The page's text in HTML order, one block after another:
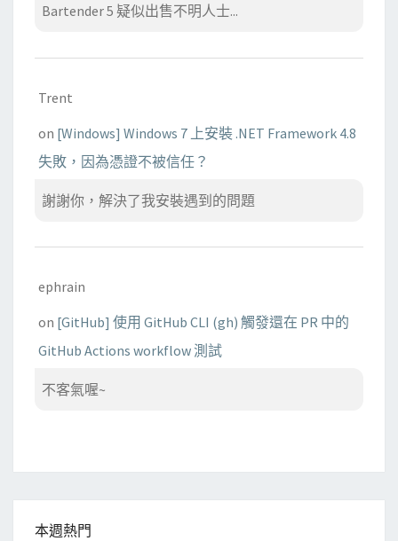
Bartender 5 疑似出售不明人士...
Trent
on [Windows] Windows 7 上安裝 .NET Framework 4.8
失敗，因為憑證不被信任？
謝謝你，解決了我安裝遇到的問題
ephrain
on [GitHub] 使用 GitHub CLI (gh) 觸發還在 PR 中的
GitHub Actions workflow 測試
不客氣喔~
本週熱門